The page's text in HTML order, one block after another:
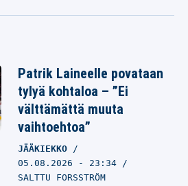
Patrik Laineelle povataan
tylyä kohtaloa – ”Ei
välttämättä muuta
vaihtoehtoa”
JÄÄKIEKKO
05.08.2026 - 23:34
SALTTU FORSSTRÖM